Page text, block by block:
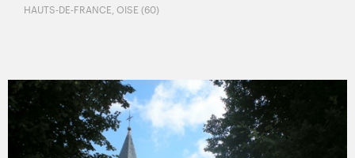
HAUTS-DE-FRANCE, OISE (60)